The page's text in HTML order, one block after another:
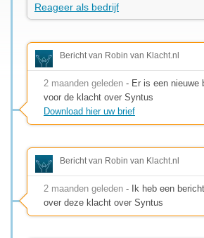
Reageer als bedrijf
Bericht van Robin van Klacht.nl
2 maanden geleden - Er is een nieuwe
voor de klacht over Syntus
Download hier uw brief
Bericht van Robin van Klacht.nl
2 maanden geleden - Ik heb een
over deze klacht over Syntus